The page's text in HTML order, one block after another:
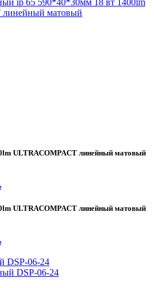
ULTRACOMPACT линейный матовый
ULTRACOMPACT линейный матовый
DSP-06-24